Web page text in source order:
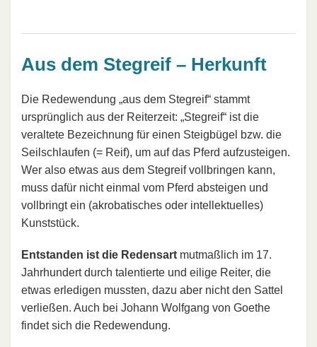
Aus dem Stegreif – Herkunft
Die Redewendung „aus dem Stegreif“ stammt
ursprünglich aus der Reiterzeit: „Stegreif“ ist die
veraltete Bezeichnung für einen Steigbügel bzw. die
Seilschlaufen (= Reif), um auf das Pferd aufzusteigen.
Wer also etwas aus dem Stegreif vollbringen kann,
muss dafür nicht einmal vom Pferd absteigen und
vollbringt ein (akrobatisches oder intellektuelles)
Kunststück.
Entstanden ist die Redensart mutmaßlich im 17.
Jahrhundert durch talentierte und eilige Reiter, die
etwas erledigen mussten, dazu aber nicht den Sattel
verließen. Auch bei Johann Wolfgang von Goethe
findet sich die Redewendung.